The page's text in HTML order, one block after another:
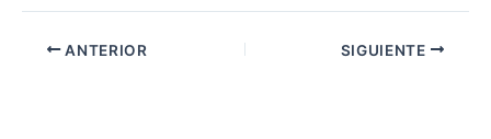
ANTERIOR SIGUIENTE